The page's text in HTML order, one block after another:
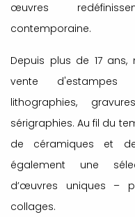
œuvres
contemporaine.
Depuis plus de 17
vente d'estampes
lithographies,
sérigraphies. Au fil du
de céramiques et
également une
d’œuvres uniques –
collages.